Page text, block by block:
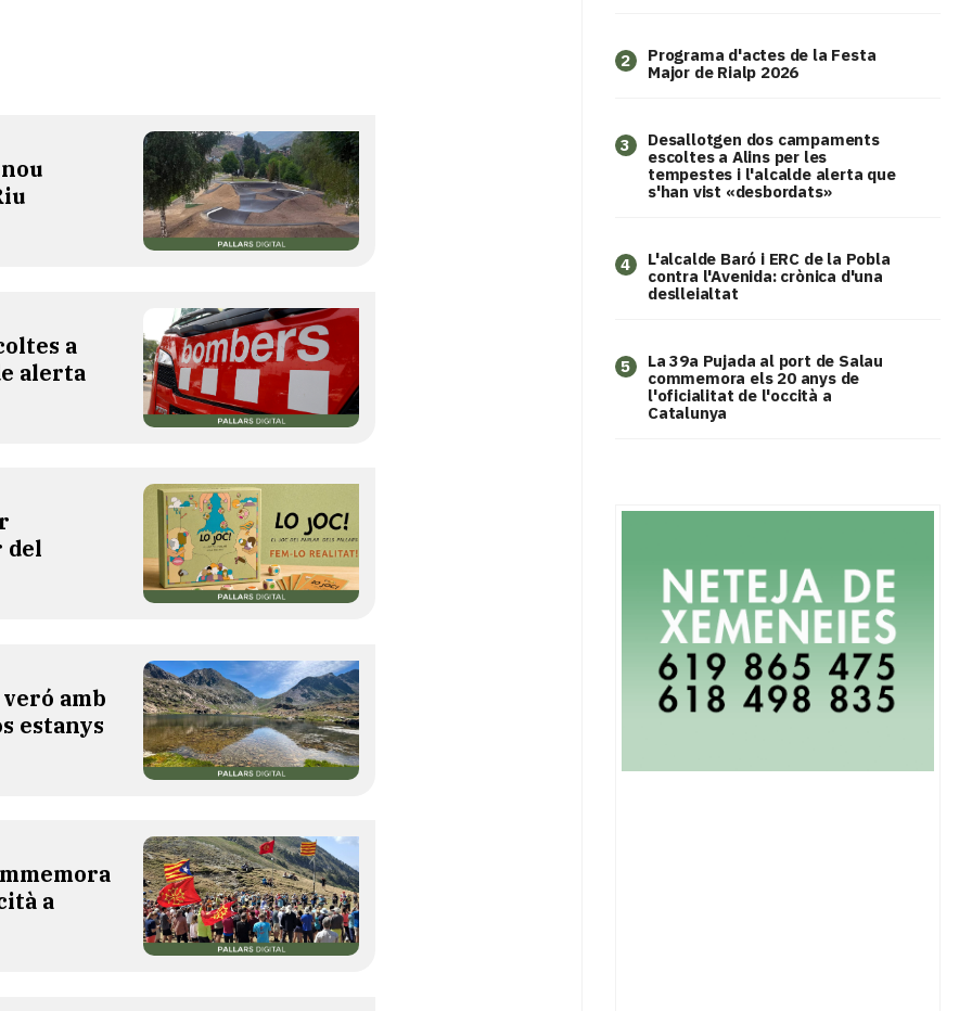
a
alerta
del
amb
estanys
a
2
Programa d'actes de la Festa
Major de Rialp 2026
3
​Desallotgen dos campaments
escoltes a Alins per les
tempestes i l'alcalde alerta que
s'han vist «desbordats»
4
L'alcalde Baró i ERC de la Pobla
contra l'Avenida: crònica d'una
deslleialtat
5
​La 39a Pujada al port de Salau
commemora els 20 anys de
l'oficialitat de l'occità a
Catalunya